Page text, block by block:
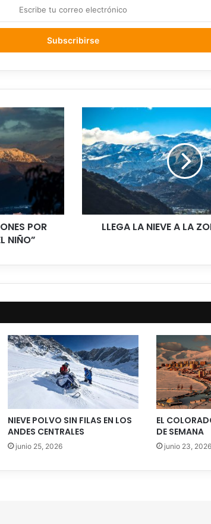
POR
NIÑO”
NIEVE
A
LA
ZONA
CENTRAL
LLEGA LA NIEVE A LA
NIEVE POLVO SIN FILAS EN LOS
ANDES CENTRALES
junio 25, 2026
EL
DE SEMANA
junio 23, 2026